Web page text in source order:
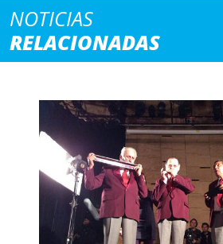
NOTICIAS
RELACIONADAS